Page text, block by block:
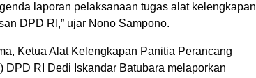
laporan pelaksanaan tugas alat kelengkapan
DPD RI,” ujar Nono Sampono.
Ketua Alat Kelengkapan Panitia Perancang
DPD RI Dedi Iskandar Batubara melaporkan